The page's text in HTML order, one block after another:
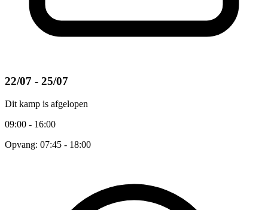
22/07 - 25/07
Dit kamp is afgelopen
09:00 - 16:00
Opvang: 07:45 - 18:00